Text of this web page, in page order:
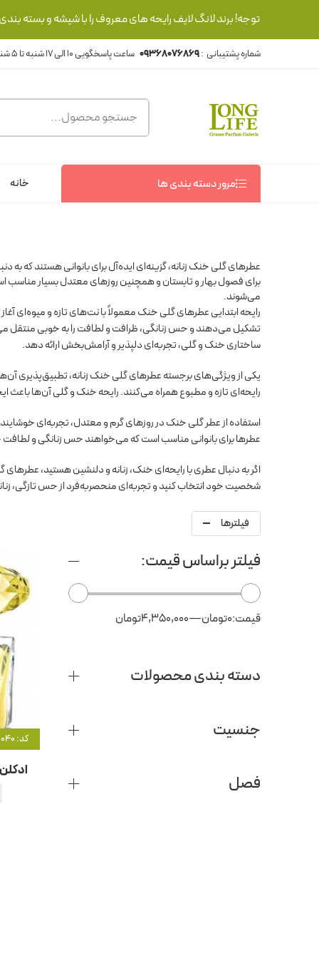
توجه! برند لانگ لایف رایحه های معروف را با شیشه و بسته
شماره پشتیبانی :09368076869
مرور دسته بندی ها خانه
عطرهای گلی خنک زنانه، گزینه‌ای ایده‌آل برای بانوانی هستند که
برای فصول بهار و تابستان و همچنین روزهای معتدل بسیار مناسب
می‌شوند.
رایحه ابتدایی عطرهای گلی خنک معمولاً با نت‌های تازه و میوه‌ای
تشکیل می‌دهند و حس زنانگی، ظرافت و لطافت را به خوبی منتقل
ساختاری خنک و گلی، تجربه‌ای دلپذیر و آرامش‌بخش ارائه دهد.
یکی از ویژگی‌های برجسته عطرهای گلی خنک زنانه، تطبیق‌پذیری
رایحه‌ای تازه و مطبوع همراه می‌کنند. رایحه خنک و گلی آن‌ها
استفاده از عطر گلی خنک در روزهای گرم و معتدل، تجربه‌ای
عطرها برای بانوانی مناسب است که می‌خواهند حس زنانگی و لطافت
اگر به دنبال عطری با رایحه‌ای خنک، زنانه و دلنشین هستید،
شخصیت خود انتخاب کنید و تجربه‌ای منحصر‌به‌فرد از حس تازگی،
فیلترها
کد: 5040
فیلتر براساس قیمت:
قیمت:0تومان —4,350,000تومان
دسته بندی محصولات
جنسیت
فصل